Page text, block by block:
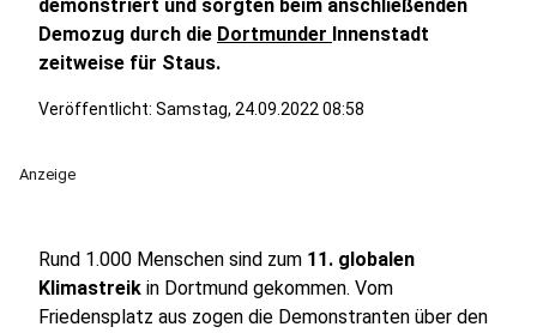
demonstriert und sorgten beim anschließenden
Demozug durch die Dortmunder Innenstadt
zeitweise für Staus.
Veröffentlicht: Samstag, 24.09.2022 08:58
Anzeige
Rund 1.000 Menschen sind zum 11. globalen
Klimastreik in Dortmund gekommen. Vom
Friedensplatz aus zogen die Demonstranten über den